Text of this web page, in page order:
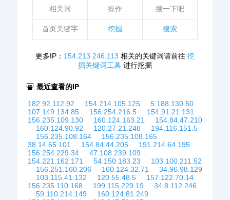
相关词 操作 搜一下吧
首页关键字 挖掘 搜索
更多IP： 154.213.246.113 相关的关键词请前往 挖
掘关键词工具 进行挖掘
最近查看的IP
182.92.112.92 154.214.105.125
5.188.130.50
107.149.134.85
156.254.216.5
154.91.21.131
156.235.109.130
160.124.163.21
154.84.47.210
160.124.90.92
120.27.21.248
194.116.151.5
156.235.108.164
156.235.108.165
38.14.65.101
154.84.44.205
191.214.64.195
156.254.229.34
47.108.239.109
154.221.162.171
54.150.183.23
103.100.211.52
156.251.160.206
160.124.32.71
34.96.98.129
103.115.41.132
120.55.48.5
157.122.70.14
156.235.110.168
199.115.229.19
34.8.112.246
59.110.214.149
160.124.81.249